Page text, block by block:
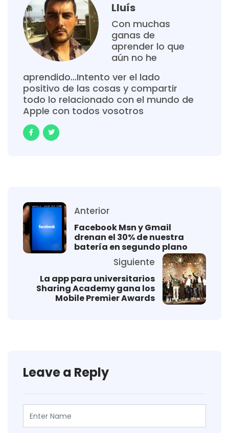
Lluís
Con muchas
ganas de
aprender lo que
aún no he
aprendido...Intento ver el lado
positivo de las cosas y compartir
todo lo relacionado con el mundo de
Apple con todos vosotros
Anterior
Facebook Msn y Gmail
drenan el 30% de nuestra
batería en segundo plano
Siguiente
La app para universitarios
Sharing Academy gana los
Mobile Premier Awards
Leave a Reply